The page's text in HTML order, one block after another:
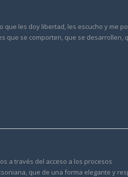
que les doy libertad, les escucho y me
que se comporten, que se desarrollen,
a través del acceso a los procesos
que de una forma elegante y